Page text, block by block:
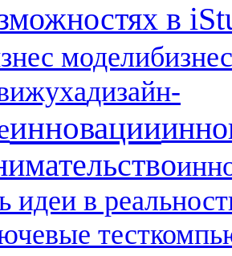
в
модели
дизайн-
инновации
идеи в
тест